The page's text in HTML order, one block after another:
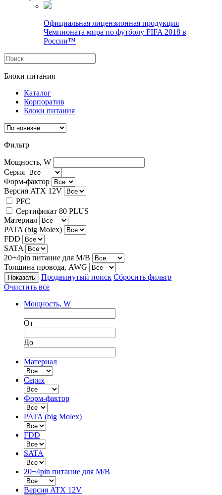
Официальная лицензионная продукция
Чемпионата мира по футболу FIFA 2018 в
России™
Блоки питания
Каталог
Корпоратив
Блоки питания
Фильтр
Мощность, W
Серия
Форм-фактор
Версия ATX 12V
PFC
Сертификат 80 PLUS
Материал
PATA (big Molex)
FDD
SATA
20+4pin питание для M/B
Толщина провода, AWG
Продвинутый поиск Сбросить фильтр
Очистить все
Мощность, W
От
До
Материал
Серия
Форм-фактор
PATA (big Molex)
FDD
SATA
20+4pin питание для M/B
Версия ATX 12V